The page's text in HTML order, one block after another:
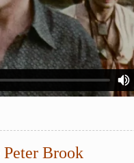
Brook